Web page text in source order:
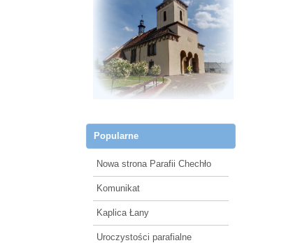
Popularne
Nowa strona Parafii Chechło
Komunikat
Kaplica Łany
Uroczystości parafialne